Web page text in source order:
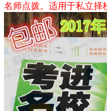
名师点拨。适用于私立择